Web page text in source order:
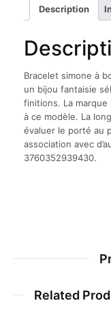
encre
acier
Description
Bracelet simone à
un bijou fantaisie
finitions. La marque
à ce modèle. La
évaluer le porté au
association avec
3760352939430.
Related